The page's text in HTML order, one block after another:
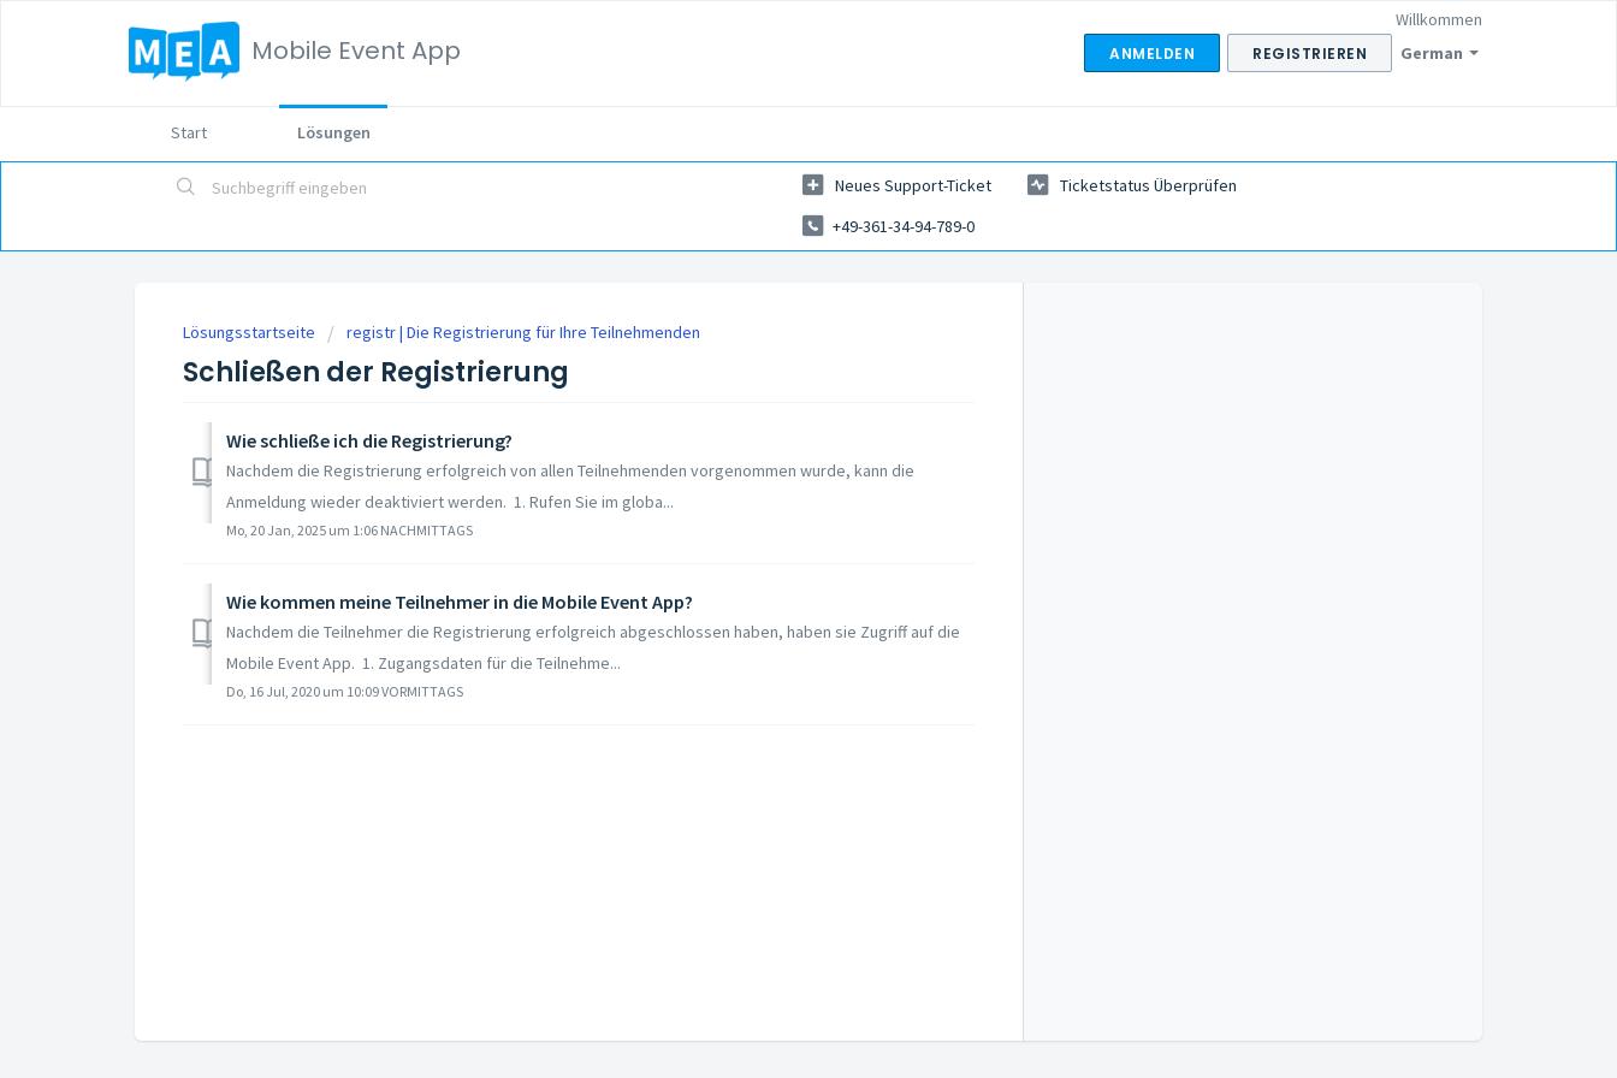
Mobile Event App German
Willkommen
ANMELDEN REGISTRIEREN
Start Lösungen
Neues Support-Ticket
Ticketstatus Überprüfen
+49-361-34-94-789-0
Lösungsstartseite registr | Die Registrierung für Ihre Teilnehmenden
Schließen der Registrierung
Wie schließe ich die Registrierung?
Nachdem die Registrierung erfolgreich von allen Teilnehmenden vorgenommen wurde, kann die
Anmeldung wieder deaktiviert werden. 1. Rufen Sie im globa...
Mo, 20 Jan, 2025 um 1:06 NACHMITTAGS
Wie kommen meine Teilnehmer in die Mobile Event App?
Nachdem die Teilnehmer die Registrierung erfolgreich abgeschlossen haben, haben sie Zugriff auf die
Mobile Event App. 1. Zugangsdaten für die Teilnehme...
Do, 16 Jul, 2020 um 10:09 VORMITTAGS